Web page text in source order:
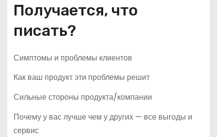
Получается, что
писать?
Симптомы и проблемы клиентов
Как ваш продукт эти проблемы решит
Сильные стороны продукта/компании
Почему у вас лучше чем у других — все выгоды и
сервис